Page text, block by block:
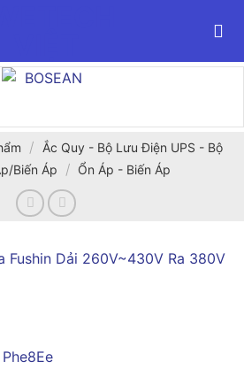
/
Ắc Quy - Bộ Lưu Điện UPS - Bộ
Biến Áp
/ Ổn Áp - Biến Áp